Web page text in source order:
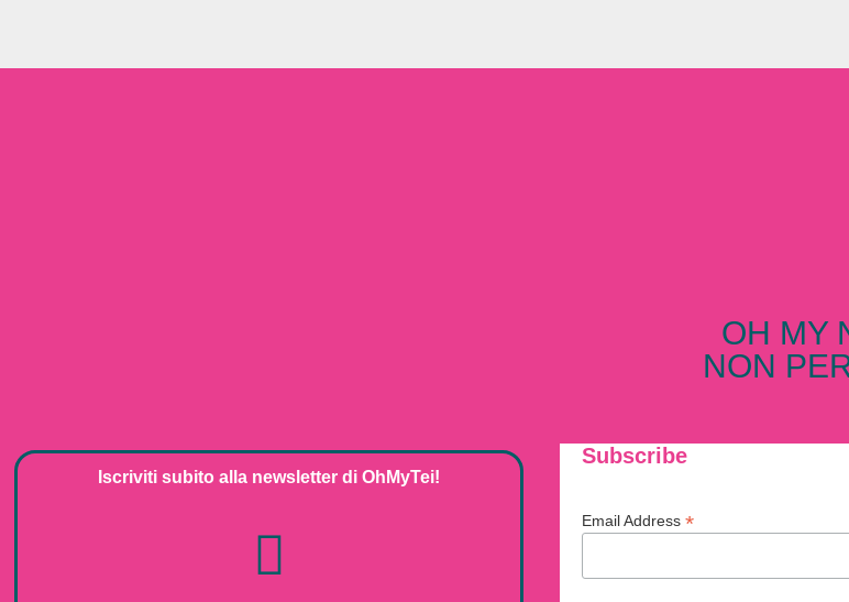
Iscriviti subito alla newsletter diOhMyTei!
OH MY
NON
Subscribe
Email Address*